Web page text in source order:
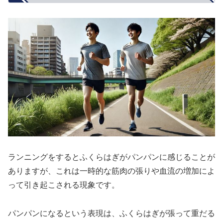
ランニングをするとふくらはぎがパンパンに感じることが
ありますが、これは一時的な筋肉の張りや血流の増加によ
って引き起こされる現象です。
パンパンになるという表現は、ふくらはぎが張って重だる